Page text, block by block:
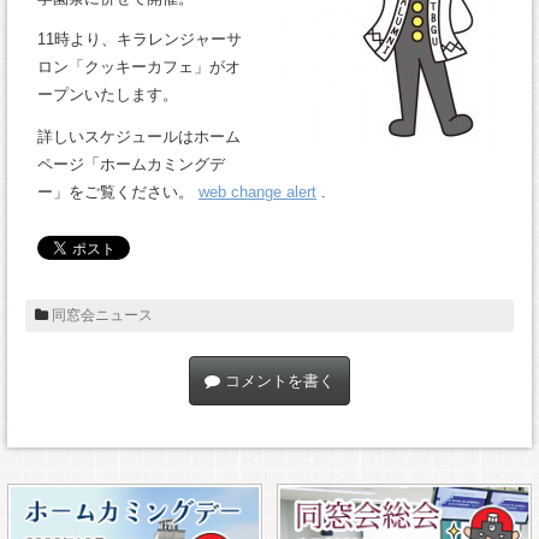
11時より、キラレンジャーサ
ロン「クッキーカフェ」がオ
ープンいたします。
詳しいスケジュールはホーム
ページ「ホームカミングデ
ー」をご覧ください。 web change alert
同窓会ニュース
コメントを書く